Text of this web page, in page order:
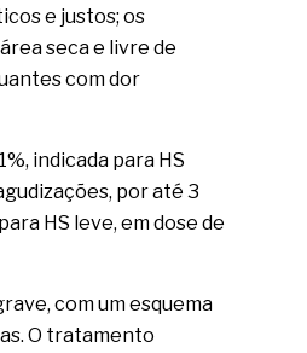
e justos; os
seca e livre de
com dor
indicada para HS
por até 3
HS leve, em dose de
com um esquema
O tratamento